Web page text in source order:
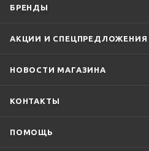
БРЕНДЫ
АКЦИИ И СПЕЦПРЕДЛОЖЕНИЯ
НОВОСТИ МАГАЗИНА
КОНТАКТЫ
ПОМОЩЬ